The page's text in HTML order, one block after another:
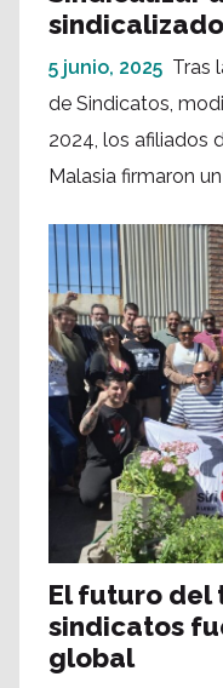
5 junio, 2025 Tras
de Sindicatos,
2024, los afiliados
Malasia firmaron
El futuro del
sindicatos
global